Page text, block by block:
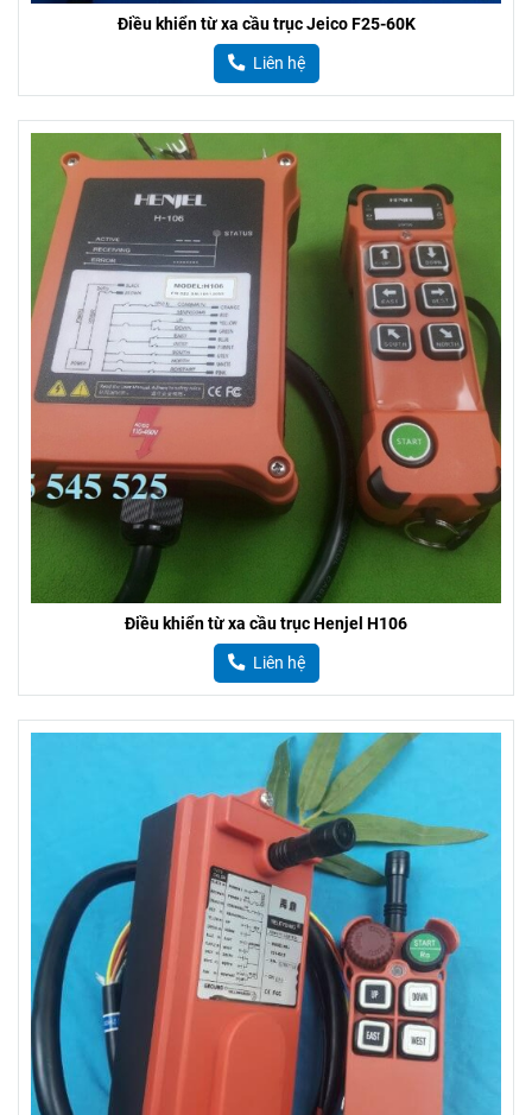
Điều khiển từ xa cầu trục Jeico F25-60K
Liên hệ
Điều khiển từ xa cầu trục Henjel H106
Liên hệ